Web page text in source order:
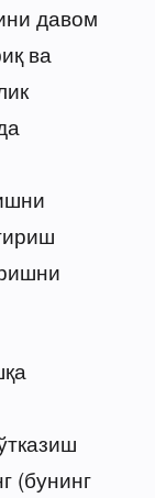
давом
ва
(бунинг